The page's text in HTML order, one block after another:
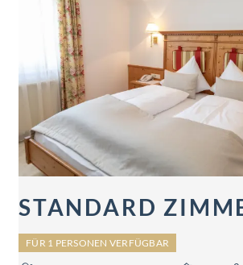
STANDARD
FÜR 1 PERSONEN VERFÜGBAR